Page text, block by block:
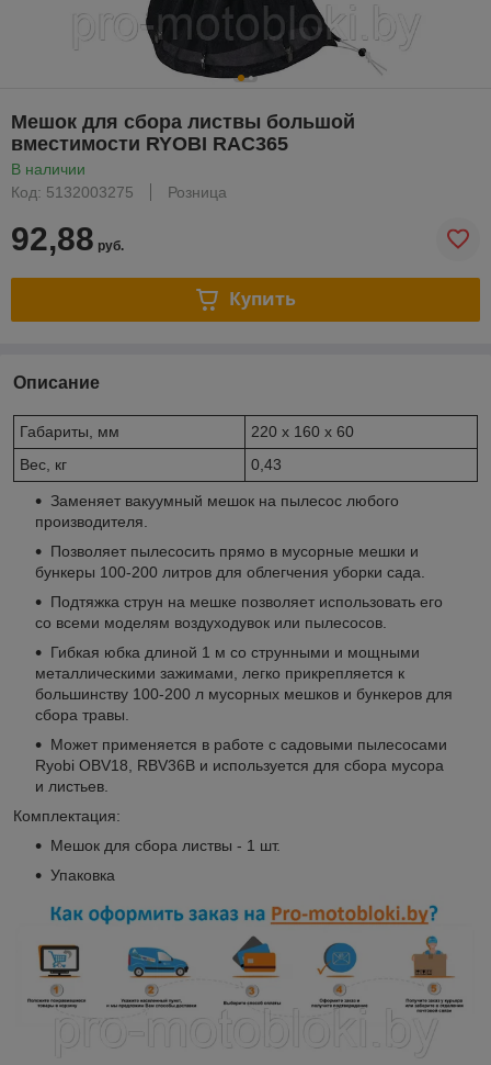
Мешок для сбора листвы большой
вместимости RYOBI RAC365
В наличии
Код: 5132003275
Розница
92,88 руб.
Купить
Описание
Габариты, мм
220 х 160 х 60
Вес, кг
0,43
Заменяет вакуумный мешок на пылесос любого
производителя.
Позволяет пылесосить прямо в мусорные мешки и
бункеры 100-200 литров для облегчения уборки сада.
Подтяжка струн на мешке позволяет использовать его
со всеми моделям воздуходувок или пылесосов.
Гибкая юбка длиной 1 м со струнными и мощными
металлическими зажимами, легко прикрепляется к
большинству 100-200 л мусорных мешков и бункеров для
сбора травы.
Может применяется в работе с садовыми пылесосами
Ryobi OBV18, RBV36B и используется для сбора мусора
и листьев.
Комплектация:
Мешок для сбора листвы - 1 шт.
Упаковка